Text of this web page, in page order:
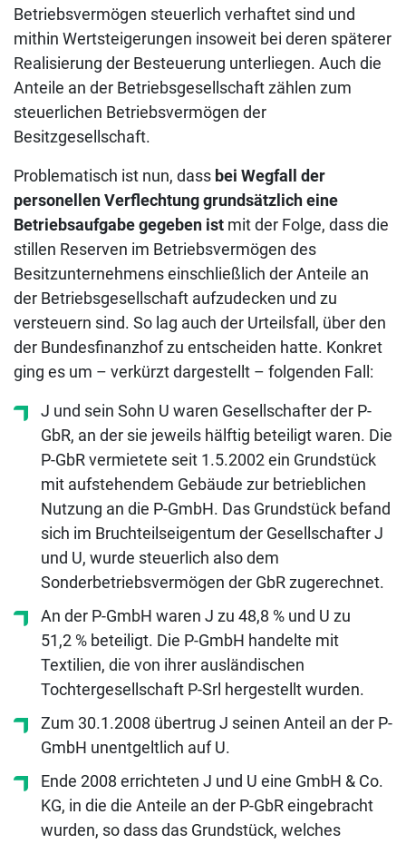
Betriebsvermögen steuerlich verhaftet sind und
mithin Wertsteigerungen insoweit bei deren späterer
Realisierung der Besteuerung unterliegen. Auch die
Anteile an der Betriebsgesellschaft zählen zum
steuerlichen Betriebsvermögen der
Besitzgesellschaft.
Problematisch ist nun, dass bei Wegfall der
personellen Verflechtung grundsätzlich eine
Betriebsaufgabe gegeben ist mit der Folge, dass die
stillen Reserven im Betriebsvermögen des
Besitzunternehmens einschließlich der Anteile an
der Betriebsgesellschaft aufzudecken und zu
versteuern sind. So lag auch der Urteilsfall, über den
der Bundesfinanzhof zu entscheiden hatte. Konkret
ging es um – verkürzt dargestellt – folgenden Fall:
J und sein Sohn U waren Gesellschafter der P-
GbR, an der sie jeweils hälftig beteiligt waren. Die
P-GbR vermietete seit 1.5.2002 ein Grundstück
mit aufstehendem Gebäude zur betrieblichen
Nutzung an die P-GmbH. Das Grundstück befand
sich im Bruchteilseigentum der Gesellschafter J
und U, wurde steuerlich also dem
Sonderbetriebsvermögen der GbR zugerechnet.
An der P-GmbH waren J zu 48,8 % und U zu
51,2 % beteiligt. Die P-GmbH handelte mit
Textilien, die von ihrer ausländischen
Tochtergesellschaft P-Srl hergestellt wurden.
Zum 30.1.2008 übertrug J seinen Anteil an der P-
GmbH unentgeltlich auf U.
Ende 2008 errichteten J und U eine GmbH & Co.
KG, in die die Anteile an der P-GbR eingebracht
wurden, so dass das Grundstück, welches